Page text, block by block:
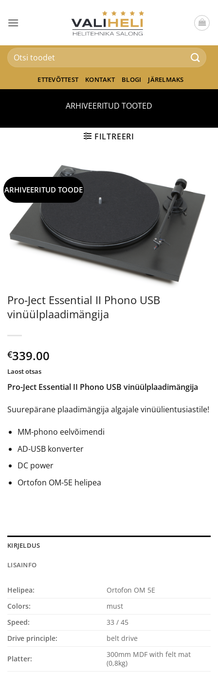
content
Otsi:
ETTEVÕTTEST KONTAKT BLOGI JÄRELMAKS
ARHIVEERITUD TOOTED
FILTREERI
ARHIVEERITUD TOODE
Pro-Ject Essential II Phono USB
vinüülplaadimängija
€339.00
Pro-Ject Essential II Phono USB vinüülplaadimängija
Suurepärane plaadimängija algajale vinüülientusiastile!
MM-phono eelvõimendi
AD-USB konverter
DC power
Ortofon OM-5E helipea
Laost otsas
KIRJELDUS
LISAINFO
Helipea:
Ortofon OM 5E
Colors:
must
Speed:
33 / 45
Drive principle:
belt drive
Platter:
300mm MDF with felt mat
(0,8kg)